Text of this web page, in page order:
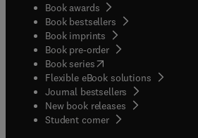
Book awards
Book bestsellers
Book imprints
Book pre-order
Book series(opens in new tab/
Flexible eBook solutions
Journal bestsellers
New book releases
Student corner( opens in new tab/